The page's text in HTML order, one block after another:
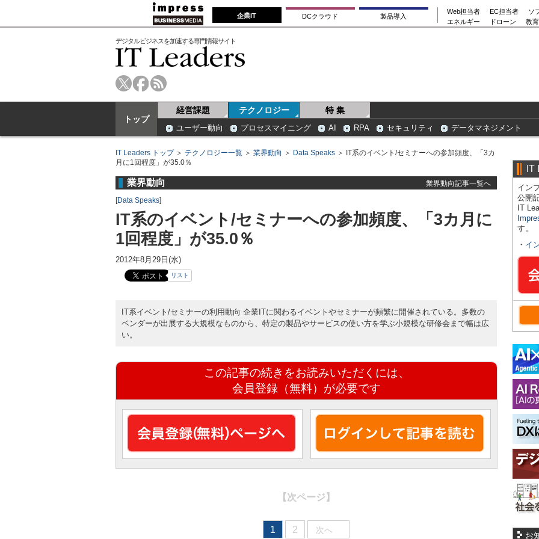
企業IT DCクラウド 製品導入
Web担当者 EC担当者
ソ
エネルギー
ドローン 教
デジタルビジネスを加速する専門情報サイト
トップ
経営課題 テクノロジー 特 集
ユーザー動向 プロセスマイニング AI RPA セキュリティ データマネジメント
IT Leaders トップ＞ テクノロジー一覧 ＞ 業界動向 ＞ Data Speaks ＞ IT系のイベント/セミナーへの参加頻度、「3カ
月に1回程度」が35.0％
業界動向
業界動向記事一覧へ
[Data Speaks]
IT系のイベント/セミナーへの参加頻度、「3カ月に
1回程度」が35.0％
2012年8月29日(水)
リスト
IT系イベント/セミナーの利用動向 企業ITに関わるイベントやセミナーが頻繁に開催されている。多数の
ベンダーが出展する大規模なものから、特定の製品やサービスの使い方を学ぶ小規模な研修会まで幅は広
い。
この記事の続きをお読みいただくには、
会員登録（無料）が必要です
【次ページ】
1 2 次へ
IT
イン
公開
IT
す。
・ イ
お